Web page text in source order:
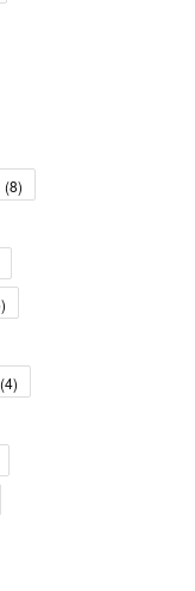
(8)
)
(4)